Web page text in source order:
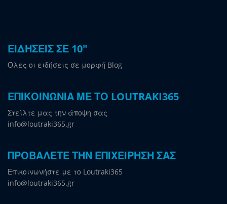
ΕΙΔΗΣΕΙΣ ΣΕ 10"
Όλες οι ειδήσεις σε μορφή Blog
ΕΠΙΚΟΙΝΩΝΙΑ ΜΕ ΤΟ LOUTRAKI365
Στείλτε μας την άποψη σας
info@loutraki365.gr
ΠΡΟΒΑΛΕΤΕ ΤΗΝ ΕΠΙΧΕΙΡΗΣΗ ΣΑΣ
Επικοινωνήστε με το Loutraki365
info@loutraki365.gr